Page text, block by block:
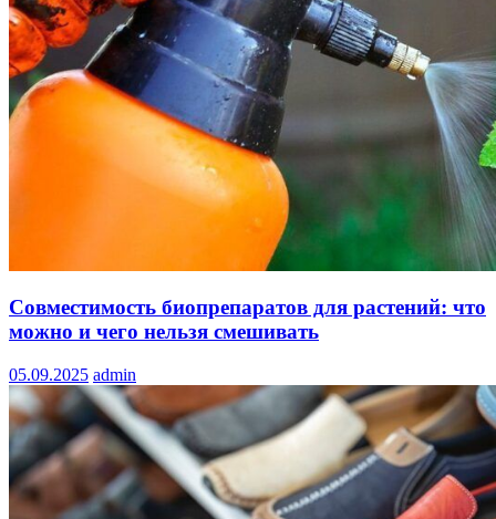
Совместимость биопрепаратов для растений: что
можно и чего нельзя смешивать
05.09.2025 admin